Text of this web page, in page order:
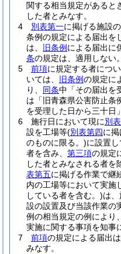
関する相当規定があると
した者とみなす。
4
別表第一に掲げる施設
条例の規定による届出を
は、
旧条例 による届出に
条の規定は、適用しない。
5
前項に規定する者につ
いては、
旧条例の規定に
り、 同条中「その届出を
は「旧青森県公害防止条
を受理した日から三十日
6
施行日において現に別
設を工場等(別表第四に
のものに限る。)に設置
者を含み、 第三項の規定
した者とみなされる者を
表第五に掲げる作業で継
内の工場等において実施
している者を含む。)は
設の設置及び当該作業の
例の相当規定の例により
実施に関する事項を知事
7
前項の規定による届出
みなす。